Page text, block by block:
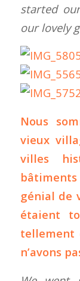
started
our lovely
Nous
vieux
villes
génial de
étaient
tellement
n’avons